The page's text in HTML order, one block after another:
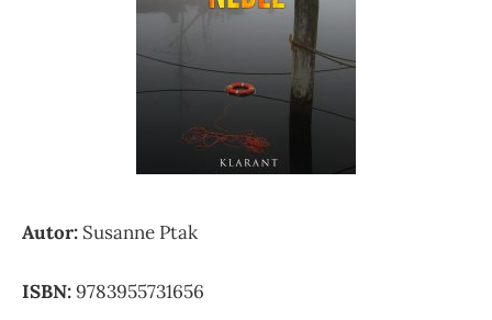
Autor: Susanne Ptak
ISBN:9783955731656